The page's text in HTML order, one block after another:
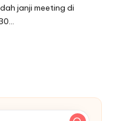
janji meeting di